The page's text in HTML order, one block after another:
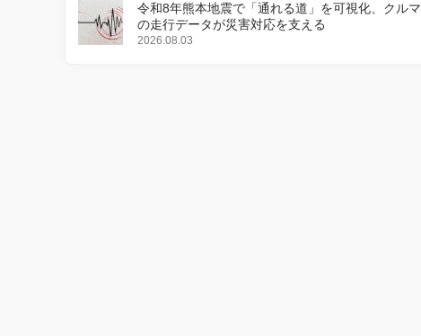
令和8年熊本地震で「通れる道」を可視化、クルマ
の走行データが災害対応を支える
2026.08.03